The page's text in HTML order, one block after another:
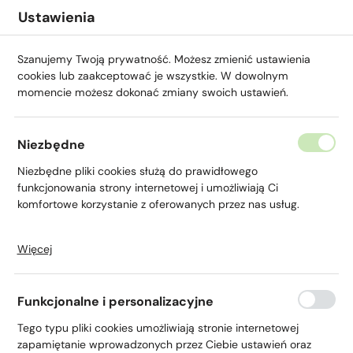
Przejdź do menu.
Przejdź do wyszukiwarki.
Przejdź do treści.
Przejdź do ustawień wielkości czcionki.
Włącz wersję kontrastową strony.
Ustawienia
Szanujemy Twoją prywatność. Możesz zmienić ustawienia
cookies lub zaakceptować je wszystkie. W dowolnym
momencie możesz dokonać zmiany swoich ustawień.
Niezbędne
Niezbędne pliki cookies służą do prawidłowego
funkcjonowania strony internetowej i umożliwiają Ci
komfortowe korzystanie z oferowanych przez nas usług.
Pliki cookies odpowiadają na podejmowane przez Ciebie
działania w celu m.in. dostosowania Twoich ustawień
formularzy. Dzięki plikom cookies strona, z której korzystasz,
może działać bez zakłóceń.
Więcej
Funkcjonalne i personalizacyjne
Tego typu pliki cookies umożliwiają stronie internetowej
zapamiętanie wprowadzonych przez Ciebie ustawień oraz
O nas
Strona główna O nas